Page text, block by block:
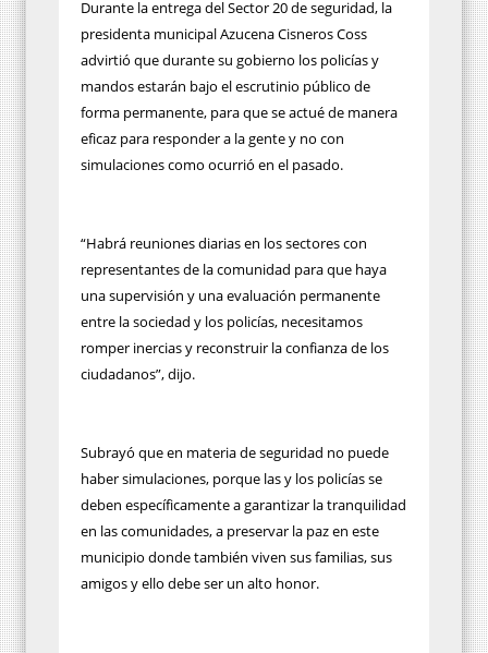
Durante la entrega del Sector 20 de seguridad, la
presidenta municipal Azucena Cisneros Coss
advirtió que durante su gobierno los policías y
mandos estarán bajo el escrutinio público de
forma permanente, para que se actué de manera
eficaz para responder a la gente y no con
simulaciones como ocurrió en el pasado.
“Habrá reuniones diarias en los sectores con
representantes de la comunidad para que haya
una supervisión y una evaluación permanente
entre la sociedad y los policías, necesitamos
romper inercias y reconstruir la confianza de los
ciudadanos”, dijo.
Subrayó que en materia de seguridad no puede
haber simulaciones, porque las y los policías se
deben específicamente a garantizar la tranquilidad
en las comunidades, a preservar la paz en este
municipio donde también viven sus familias, sus
amigos y ello debe ser un alto honor.